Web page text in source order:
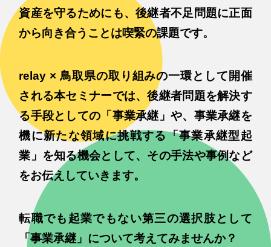
資産を守るためにも、後継者不足問題に正面
から向き合うことは喫緊の課題です。
relay × 鳥取県の取り組みの一環として開催
される本セミナーでは、後継者問題を解決す
る手段としての「事業承継」や、事業承継を
機に新たな領域に挑戦する「事業承継型起
業」を知る機会として、その手法や事例など
をお伝えしていきます。
転職でも起業でもない第三の選択肢として
「事業承継」について考えてみませんか？